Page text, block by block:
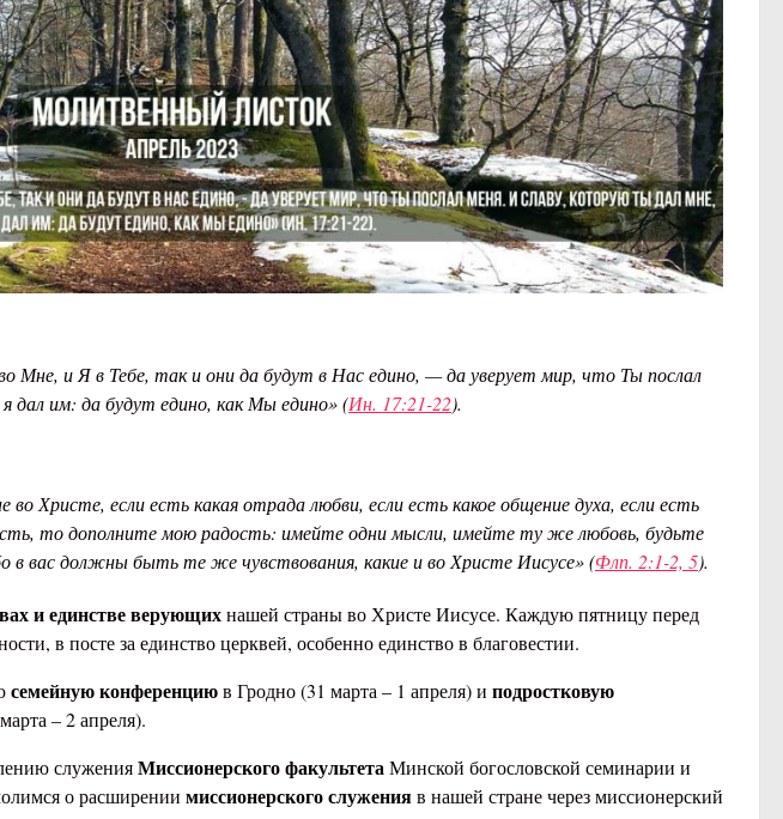
Мне, и Я в Тебе, так и они да будут в Нас едино, — да уверует мир, что Ты послал
дал им: да будут едино, как Мы едино» (Ин. 17:21-22).
во Христе, еслиестькакая отрада любви, еслиестькакое общение духа, еслиесть
то дополните мою радость: имейте одни мысли, имейте ту же любовь, будьте
вас должны быть те же чувствования, какие и во Христе Иисусе» (Флп. 2:1-2, 5).
и единстве верующихнашей страны во Христе Иисусе. Каждую пятницу перед
в посте за единство церквей, особенно единство в благовестии.
семейную конференциюв Гродно (31 марта – 1 апреля) и подростковую
– 2 апреля).
служенияМиссионерского факультетаМинской богословской семинарии и
о расширении миссионерского служенияв нашей стране через миссионерский